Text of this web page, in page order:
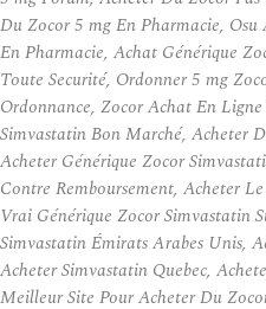
Du Zocor 5 mg En Pharmacie,
En Pharmacie, Achat Générique
Toute Securité, Ordonner 5 mg
Ordonnance, Zocor Achat En
Simvastatin Bon Marché, Acheter
Acheter Générique Zocor
Contre Remboursement, Acheter
Vrai Générique Zocor Simvastatin
Simvastatin Émirats Arabes Unis,
Acheter Simvastatin Quebec,
Meilleur Site Pour Acheter Du